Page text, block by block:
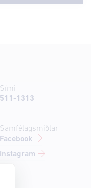
Sími
511-1313
Samfélagsmiðlar
Facebook
Instagram